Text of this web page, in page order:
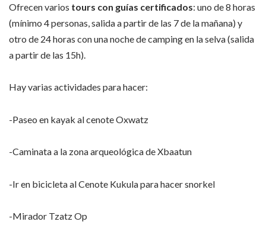
Ofrecen varios tours con guías certificados: uno de 8 horas
(mínimo 4 personas, salida a partir de las 7 de la mañana) y
otro de 24 horas con una noche de camping en la selva (salida
a partir de las 15h).
Hay varias actividades para hacer:
-Paseo en kayak al cenote Oxwatz
-Caminata a la zona arqueológica de Xbaatun
-Ir en bicicleta al Cenote Kukula para hacer snorkel
-Mirador Tzatz Op